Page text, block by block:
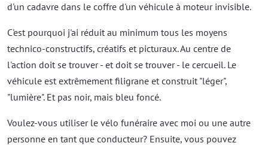
d'un cadavre dans le coffre d'un véhicule à moteur invisible.
C'est pourquoi j'ai réduit au minimum tous les moyens
technico-constructifs, créatifs et picturaux. Au centre de
l'action doit se trouver - et doit se trouver - le cercueil. Le
véhicule est extrêmement filigrane et construit "léger",
"lumière". Et pas noir, mais bleu foncé.
Voulez-vous utiliser le vélo funéraire avec moi ou une autre
personne en tant que conducteur? Ensuite, vous pouvez